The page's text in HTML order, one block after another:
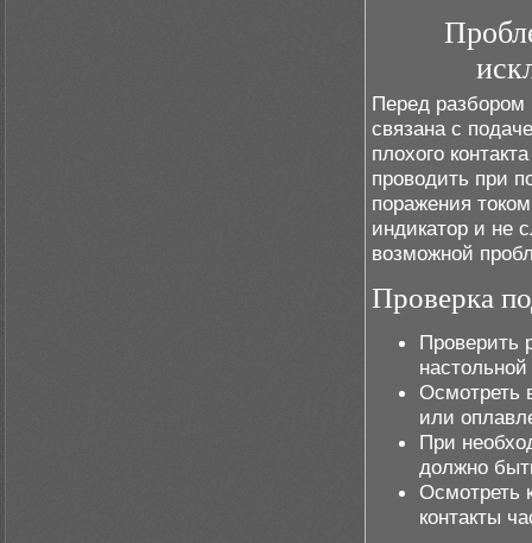
Перед разбором
связана с
плохого
проводить при
поражения
индикатор и не
возможной
Проверка
Проверить
Осмотреть
или
При
должно
Осмотреть
контакты